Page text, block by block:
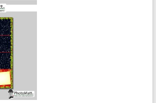
Les
options
peuvent
être
choisies
sur
la
page
du
produit